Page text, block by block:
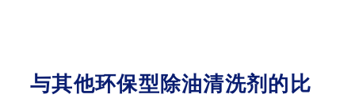
与其他环保型除油清洗剂的比